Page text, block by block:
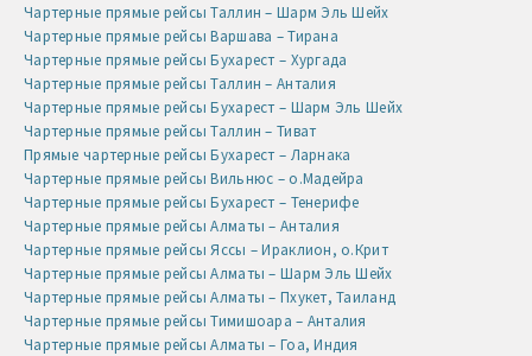
Чартерные прямые рейсы Таллин – Шарм Эль Шейх
Чартерные прямые рейсы Варшава – Тирана
Чартерные прямые рейсы Бухарест – Хургада
Чартерные прямые рейсы Таллин – Анталия
Чартерные прямые рейсы Бухарест – Шарм Эль Шейх
Чартерные прямые рейсы Таллин – Тиват
Прямые чартерные рейсы Бухарест – Ларнака
Чартерные прямые рейсы Вильнюс – о.Мадейра
Чартерные прямые рейсы Бухарест – Тенерифе
Чартерные прямые рейсы Алматы – Анталия
Чартерные прямые рейсы Яссы – Ираклион, о.Крит
Чартерные прямые рейсы Алматы – Шарм Эль Шейх
Чартерные прямые рейсы Алматы – Пхукет, Таиланд
Чартерные прямые рейсы Тимишоара – Анталия
Чартерные прямые рейсы Алматы – Гоа, Индия